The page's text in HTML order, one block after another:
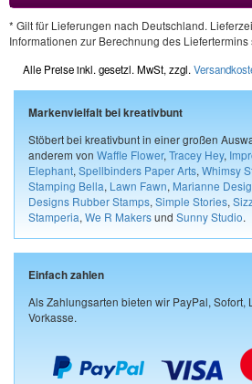
* Gilt für Lieferungen nach Deutschland.
Informationen zur Berechnung des Liefertermins
Alle Preise inkl. gesetzl. MwSt, zzgl.
Markenvielfalt bei kreativbunt
Stöbert bei kreativbunt in einer großen
anderem von Waffle Flower, Tracey Hey,
Elephant, Spellbinders Paper Arts, Whimsy
Stamping Bella, Lawn Fawn, Marianne
Designs Rubber Stamps, Simple Stories,
Stamperia, We R Makersund Sunny Studio.
Einfach zahlen
Als Zahlungsarten bieten wir PayPal, Sofort,
Vorkasse.